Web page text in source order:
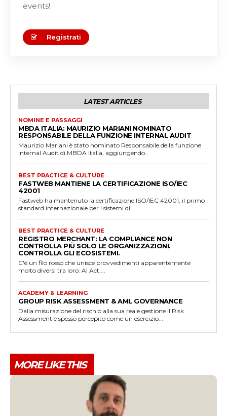
events!
Registrati
LATEST ARTICLES
NOMINE E PASSAGGI
MBDA ITALIA: MAURIZIO MARIANI NOMINATO
RESPONSABILE DELLA FUNZIONE INTERNAL AUDIT
Maurizio Mariani è stato nominato Responsabile della funzione
Internal Audit di MBDA Italia, aggiungendo...
BEST PRACTICE & CULTURE
FASTWEB MANTIENE LA CERTIFICAZIONE ISO/IEC
42001
Fastweb ha mantenuto la certificazione ISO/IEC 42001, il primo
standard internazionale per i sistemi di...
BEST PRACTICE & CULTURE
REGISTRO MERCHANT: LA COMPLIANCE NON
CONTROLLA PIÙ SOLO LE ORGANIZZAZIONI.
CONTROLLA GLI ECOSISTEMI.
C'è un filo rosso che unisce provvedimenti apparentemente
molto diversi tra loro: AI Act,...
ACADEMY & LEARNING
GROUP RISK ASSESSMENT & AML GOVERNANCE
Dalla misurazione del rischio alla sua reale gestione Il Risk
Assessment è spesso percepito come un esercizio...
MORE LIKE THIS